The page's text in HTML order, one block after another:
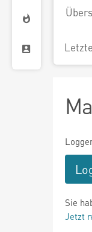
Sie
Jetzt